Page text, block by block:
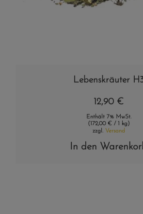
Lebenskräuter
12,90 €
Enthält 7% MwSt.
(172,00 € / 1 kg)
zzgl. Versand
In den